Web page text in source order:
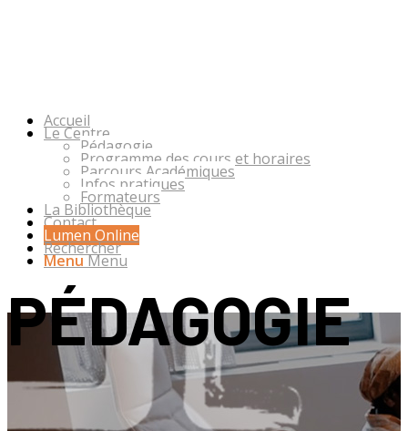
Accueil
Le Centre
Pédagogie
Programme des cours et horaires
Parcours Académiques
Infos pratiques
Formateurs
La Bibliothèque
Contact
Lumen Online
Rechercher
MenuMenu
PÉDAGOGIE